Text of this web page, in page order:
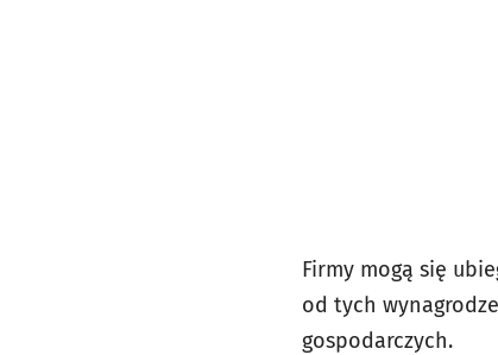
Firmy mogą się
od tych
gospodarczych.